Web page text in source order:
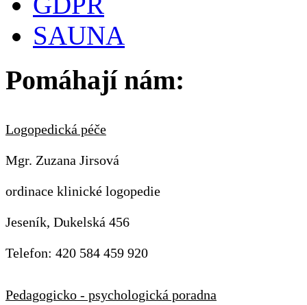
SAUNA
Pomáhají nám:
Logopedická péče
Mgr. Zuzana Jirsová
ordinace klinické logopedie
Jeseník, Dukelská 456
Telefon: 420 584 459 920
Pedagogicko - psychologická poradna